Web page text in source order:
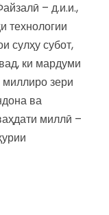
– д.и.и.,
технологии
сулҳу субот,
ки мардуми
зери
ва
миллӣ –